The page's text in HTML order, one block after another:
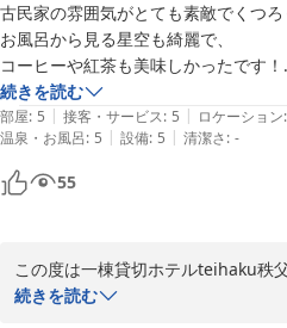
古民家の雰囲気がとても素敵でくつろ
お風呂から見る星空も綺麗で、
コーヒーや紅茶も美味しかったです！
また利用させてください！
続きを読む
部屋: 5 | 接客・サービス: 5 | ロケーション:
温泉・お風呂: 5 | 設備: 5 | 清潔さ: -
55
この度は一棟貸切ホテルteihaku秩
りがとうございました。
続きを読む